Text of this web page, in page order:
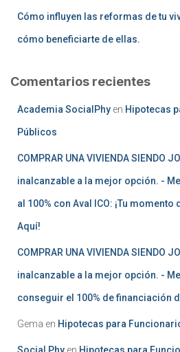
Cómo influyen las reformas de tu
cómo beneficiarte de ellas.
Comentarios recientes
Academia SocialPhy en Hipotecas
Públicos
COMPRAR UNA VIVIENDA SIENDO
inalcanzable a la mejor opción. -
al 100% con Aval ICO: ¡Tu
Aquí!
COMPRAR UNA VIVIENDA SIENDO
inalcanzable a la mejor opción. -
conseguir el 100% de financiación
Gema en Hipotecas para